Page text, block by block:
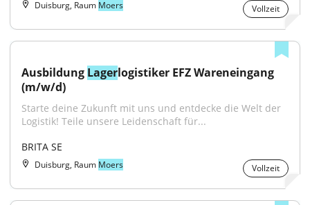
Duisburg, Raum Moers Vollzeit
Ausbildung Lagerlogistiker EFZ Wareneingang
(m/w/d)
Starte deine Zukunft mit uns und entdecke die Welt der
Logistik! Teile unsere Leidenschaft für...
BRITA SE
Duisburg, Raum Moers Vollzeit